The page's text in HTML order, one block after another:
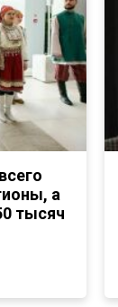
а
тысяч